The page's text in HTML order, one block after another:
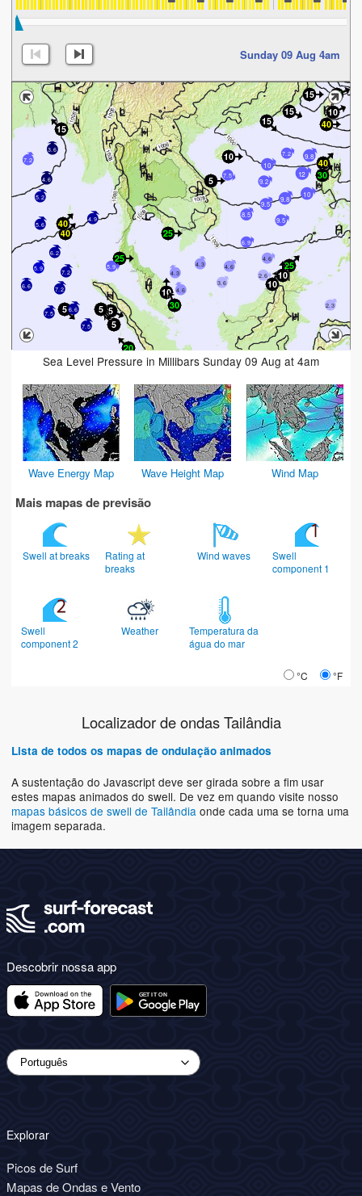
Sunday 09 Aug 4am
6.2
7.5
7.2
7.5
2.6
4.9
7.2
7.5
7.2
9.5
3.6
3.6
9.8
2.3
5.9
5.2
6.6
9.5
4.6
5.9
8.5
10
10
6.6
5.6
7.2
4.6
12
4.3
6.9
4.6
4.6
9.2
4.3
9.8
Sea Level Pressure in Millibars Sunday 09 Aug at 4am
Wave Energy Map Wave Height Map Wind Map
Mais mapas de previsão
Swell at breaks
Rating at
breaks
Wind waves
Swell
component 1
Swell
component 2
Weather
Temperatura da
água do mar
°C °F
Localizador de ondas Tailândia
Lista de todos os mapas de ondulação animados
A sustentação do Javascript deve ser girada sobre a fim usar
estes mapas animados do swell. De vez em quando visite nosso
mapas básicos de swell de Tailândia onde cada uma se torna uma
imagem separada.
Descobrir nossa app
Explorar
Picos de Surf
Mapas de Ondas e Vento